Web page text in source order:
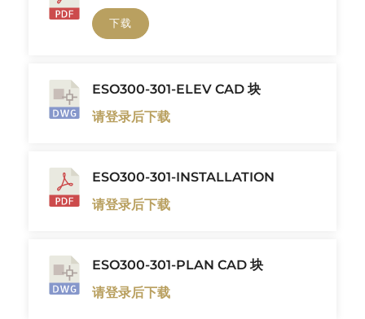
下载
ESO300-301-ELEV CAD 块
请登录后下载
ESO300-301-INSTALLATION
请登录后下载
ESO300-301-PLAN CAD 块
请登录后下载